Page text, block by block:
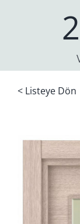
< Listeye Dön